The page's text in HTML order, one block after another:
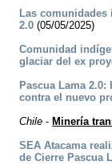
Las comunidades
2.0 (05/05/2025)
Comunidad
glaciar del ex
Pascua Lama
contra el nuevo
Chile - Minería
SEA Atacama
de Cierre Pascua